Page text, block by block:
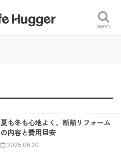
search
夏も冬も心地よく。断熱リフォーム
の内容と費用目安
2025.06.20